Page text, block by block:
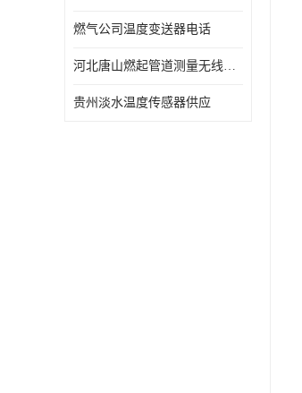
燃气公司温度变送器电话
河北唐山燃起管道测量无线压力变送器型号 性能稳定
贵州淡水温度传感器供应